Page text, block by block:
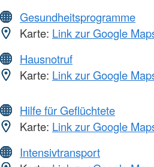
Gesundheitsprogramme
Karte: Link zur Google
Hausnotruf
Karte: Link zur Google
Hilfe für Geflüchtete
Karte: Link zur Google
Intensivtransport